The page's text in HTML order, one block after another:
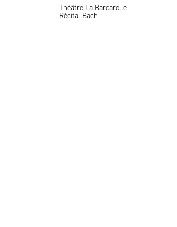
Théâtre La Barcarolle
Récital Bach